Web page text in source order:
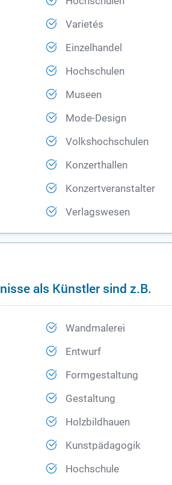
Varietés
Einzelhandel
Hochschulen
Museen
Mode-Design
Volkshochschulen
Konzerthallen
Konzertveranstalter
Verlagswesen
als Künstler sind z.B.
Wandmalerei
Entwurf
Formgestaltung
Gestaltung
Holzbildhauen
Kunstpädagogik
Hochschule